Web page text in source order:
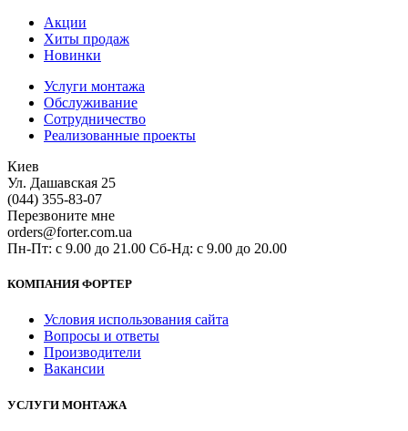
Акции
Хиты продаж
Новинки
Услуги монтажа
Обслуживание
Сотрудничество
Реализованные проекты
Киев
Ул. Дашавская 25
(044) 355-83-07
Перезвоните мне
orders@forter.com.ua
Пн-Пт: с 9.00 до 21.00 Сб-Нд: с 9.00 до 20.00
КОМПАНИЯ ФОРТЕР
Условия использования сайта
Вопросы и ответы
Производители
Вакансии
УСЛУГИ МОНТАЖА